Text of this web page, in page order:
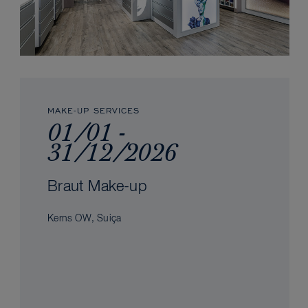
MAKE-UP SERVICES
01/01 -
31/12/2026
Braut Make-up
Kerns OW, Suiça